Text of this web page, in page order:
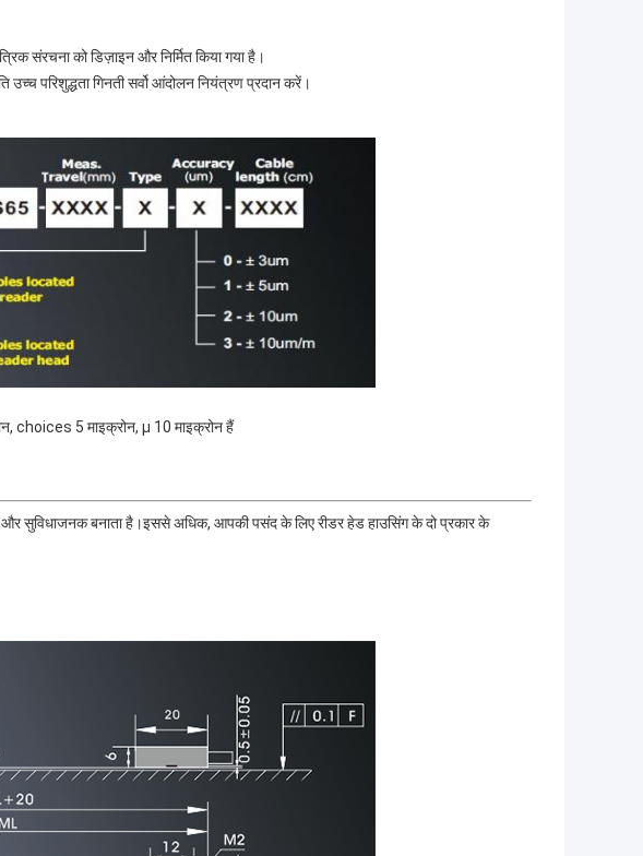
संरचना को डिज़ाइन और निर्मित किया गया है।
उच्च परिशुद्धता गिनती सर्वो आंदोलन नियंत्रण प्रदान करें।
choices 5 माइक्रोन, μ 10 माइक्रोन हैं
सुविधाजनक बनाता है।इससे अधिक, आपकी पसंद के लिए रीडर हेड हाउसिंग के दो प्रकार के